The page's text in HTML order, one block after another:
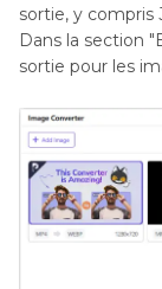
sortie, y compris
Dans la section
sortie pour les